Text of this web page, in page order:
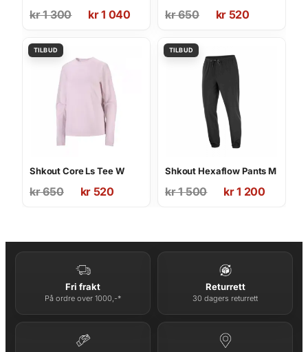
kr1 300
Opprinnelig
var:
kr 1
300.
kr1 040
Nåværende
er:
kr 1
040.
kr650
Opprinnelig
var:
kr 650.
kr 520
Nåværende
er:
kr 520.
Shkout Core Ls Tee W
kr650
Opprinnelig
kr 650.
kr 520
Nåværende
kr 520.
Shkout Hexaflow Pants M
kr1 500
Opprinnelig
kr 1
500.
kr1 200
Nåværende
kr 1
200.
Fri frakt
På ordre over 1000,-*
Returrett
30 dagers returrett